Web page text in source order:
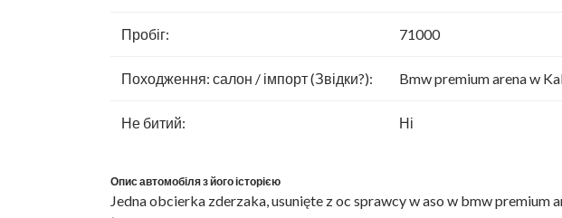
Пробіг: 71000
Походження: салон / імпорт (Звідки?): Bmw premium arena w
Не битий: Ні
Опис автомобіля з його історією
Jedna obcierka zderzaka, usunięte z oc sprawcy w aso w bmw premium